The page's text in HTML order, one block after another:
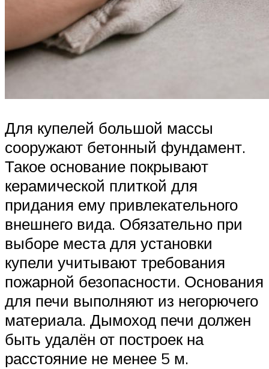
Для купелей большой массы
сооружают бетонный фундамент.
Такое основание покрывают
керамической плиткой для
придания ему привлекательного
внешнего вида. Обязательно при
выборе места для установки
купели учитывают требования
пожарной безопасности. Основания
для печи выполняют из негорючего
материала. Дымоход печи должен
быть удалён от построек на
расстояние не менее 5 м.